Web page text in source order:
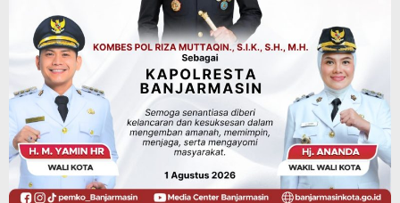
Jalan Lingkar Selatan Banjarbaru
Hubungkan Daerah Palam, Guntung
Manggis, hingga Batibati, Target Urai
Kemacetan dan Buka Kawasan Baru
Agustus 8, 2026